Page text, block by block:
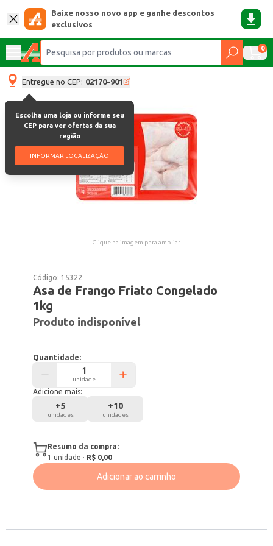
Baixe nosso novo app e ganhe descontos
exclusivos
0
Entregue no CEP: 02170-901
Escolha uma loja ou informe seu
CEP para ver ofertas da sua
região
INFORMAR LOCALIZAÇÃO
Clique na imagem para ampliar.
Código: 15322
Asa de Frango Friato Congelado
1kg
Produto indisponível
Quantidade:
unidade
Adicione mais:
+5
unidades
+10
unidades
Resumo da compra:
1 unidade · R$ 0,00
Adicionar ao carrinho